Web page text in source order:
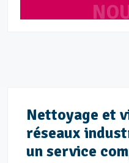
Nettoyage et
réseaux
un service